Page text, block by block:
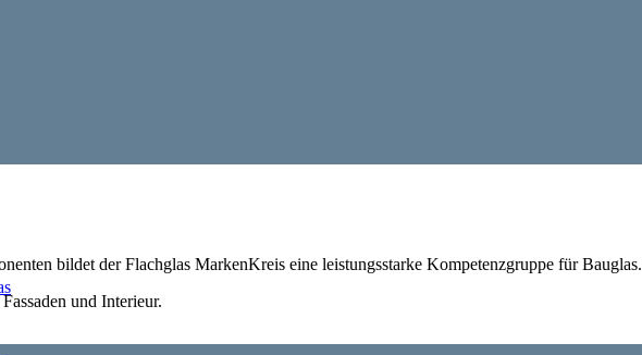
bildet der Flachglas MarkenKreis eine leistungsstarke Kompetenzgruppe für Bauglas.
und Interieur.